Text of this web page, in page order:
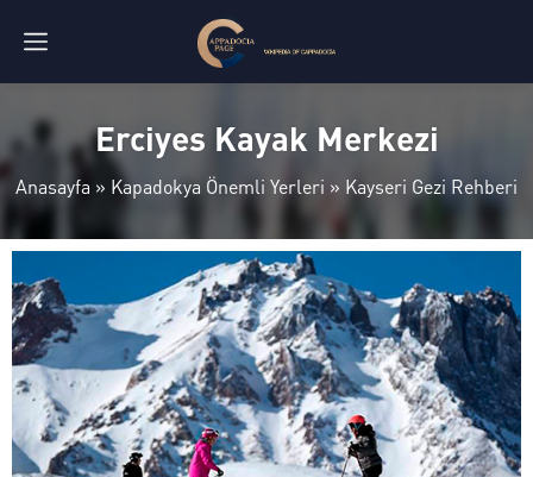
Erciyes Kayak Merkezi
Anasayfa » Kapadokya Önemli Yerleri » Kayseri Gezi Rehberi